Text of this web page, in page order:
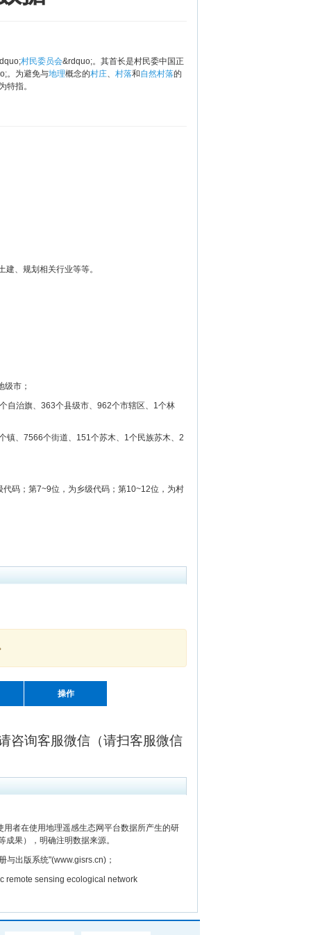
村民委员会&rdquo;。其首长是村民委中国正
。为避免与地理概念的村庄、 村落和自然村落的
特指。
、规划相关行业等等。
市；
治旗、363个县级市、962个市辖区、1个林
、7566个街道、151个苏木、1个民族苏木、2
码；第7~9位，为乡级代码；第10~12位，为村
操作
咨询客服微信（请扫客服微信
者在使用地理遥感生态网平台数据所产生的研
果），明确注明数据来源。
出版系统"(www.gisrs.cn)；
sensing ecological network